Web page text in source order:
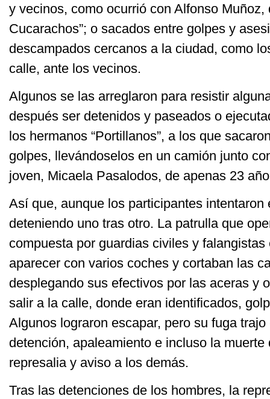
y vecinos, como ocurrió con Alfonso Muñoz,
Cucarachos”; o sacados entre golpes y
descampados cercanos a la ciudad, como
calle, ante los vecinos.
Algunos se las arreglaron para resistir
después ser detenidos y paseados o
los hermanos “Portillanos”, a los que
golpes, llevándoselos en un camión junto
joven, Micaela Pasalodos, de apenas 23
Así que, aunque los participantes intentaron
deteniendo uno tras otro. La patrulla que
compuesta por guardias civiles y
aparecer con varios coches y cortaban las
desplegando sus efectivos por las aceras y
salir a la calle, donde eran identificados,
Algunos lograron escapar, pero su fuga
detención, apaleamiento e incluso la
represalia y aviso a los demás.
Tras las detenciones de los hombres, la